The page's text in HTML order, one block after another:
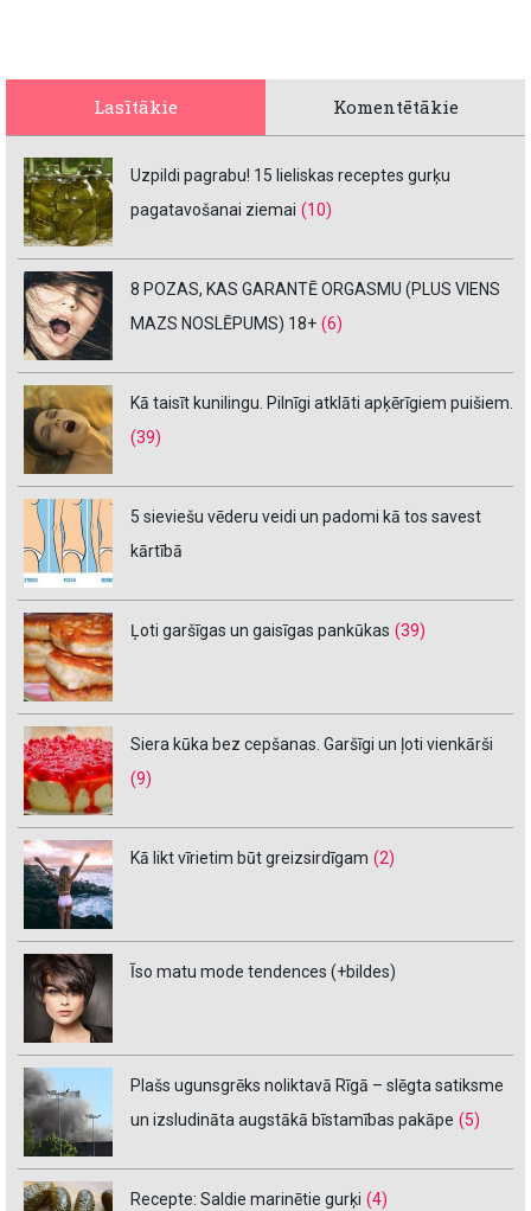
Lasītākie Komentētākie
Uzpildi pagrabu! 15 lieliskas receptes gurķu
pagatavošanai ziemai (10)
8 POZAS, KAS GARANTĒ ORGASMU (PLUS VIENS
MAZS NOSLĒPUMS) 18+ (6)
Kā taisīt kunilingu. Pilnīgi atklāti apķērīgiem puišiem.
(39)
5 sieviešu vēderu veidi un padomi kā tos savest
kārtībā
Ļoti garšīgas un gaisīgas pankūkas (39)
Siera kūka bez cepšanas. Garšīgi un ļoti vienkārši
(9)
Kā likt vīrietim būt greizsirdīgam (2)
Īso matu mode tendences (+bildes)
Plašs ugunsgrēks noliktavā Rīgā – slēgta satiksme
un izsludināta augstākā bīstamības pakāpe (5)
Recepte: Saldie marinētie gurķi (4)